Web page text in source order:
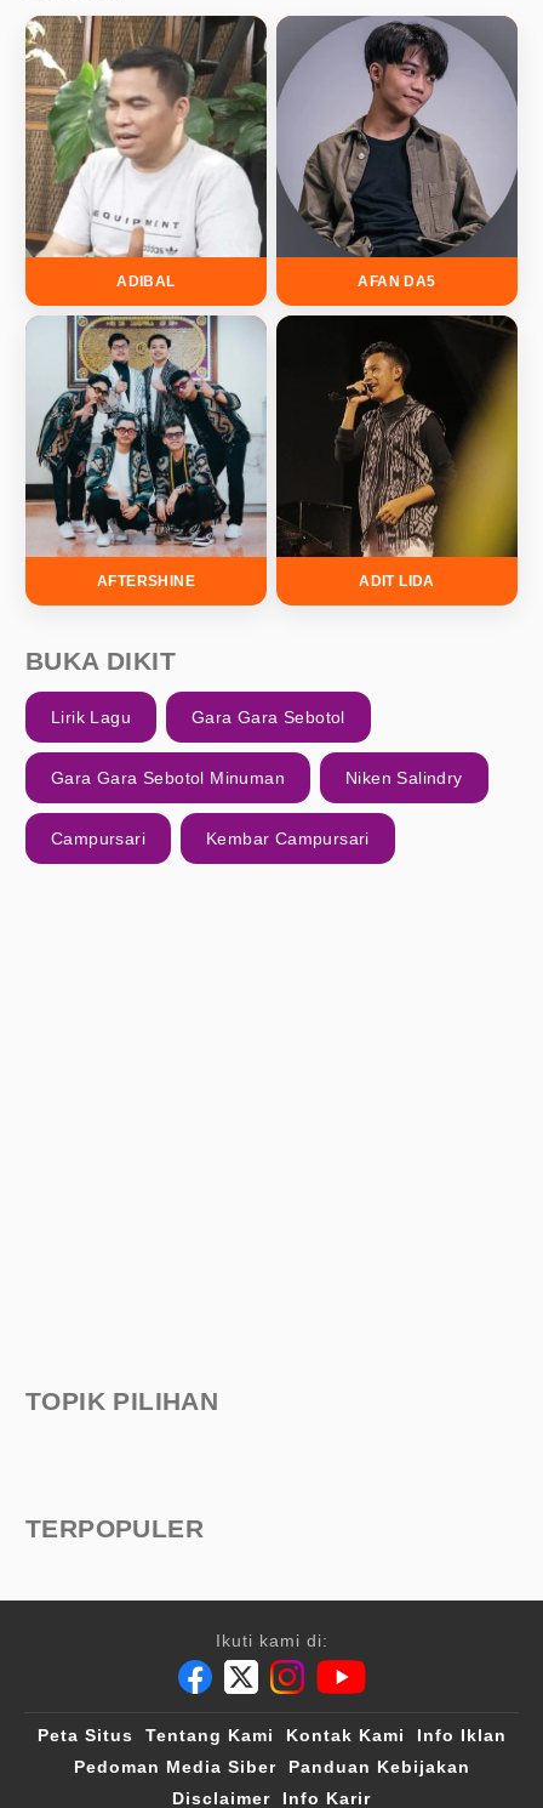
ADIBAL AFAN DA5
AFTERSHINE ADIT LIDA
BUKA DIKIT
Lirik Lagu Gara Gara Sebotol
Gara Gara Sebotol Minuman Niken Salindry
Campursari Kembar Campursari
TOPIK PILIHAN
TERPOPULER
Ikuti kami di:
Peta Situs Tentang Kami Kontak Kami
Info Iklan
Pedoman Media Siber
Panduan Kebijakan
Disclaimer
Info Karir